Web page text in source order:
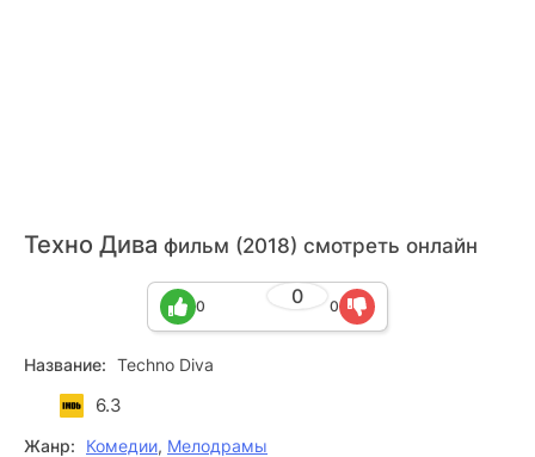
Техно Дива фильм (2018) смотреть онлайн
0
0 0
Название: Techno Diva
6.3
Жанр: Комедии, Мелодрамы